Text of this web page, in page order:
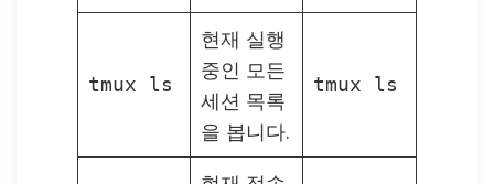
tmux ls
현재 실행
중인 모든
세션 목록
을 봅니다.
tmux ls